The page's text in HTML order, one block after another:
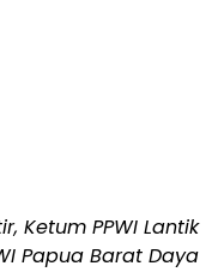
Ketum PPWI Lantik
Papua Barat Daya